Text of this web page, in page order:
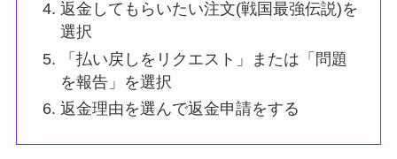
返金してもらいたい注文(戦国最強伝説)を
選択
「払い戻しをリクエスト」または「問題
を報告」を選択
返金理由を選んで返金申請をする